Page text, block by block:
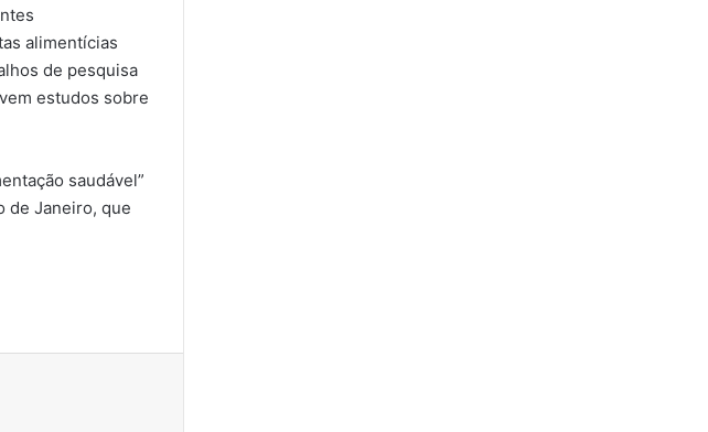
alimentícias
de pesquisa
estudos sobre
saudável”
de Janeiro, que